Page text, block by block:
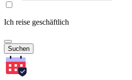
Ich reise geschäftlich
Suchen